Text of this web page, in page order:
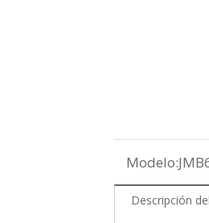
Modelo:
Descripción